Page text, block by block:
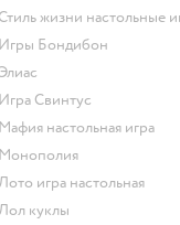
Стиль жизни настольные
Игры Бондибон
Элиас
Игра Свинтус
Мафия настольная игра
Монополия
Лото игра настольная
Лол куклы